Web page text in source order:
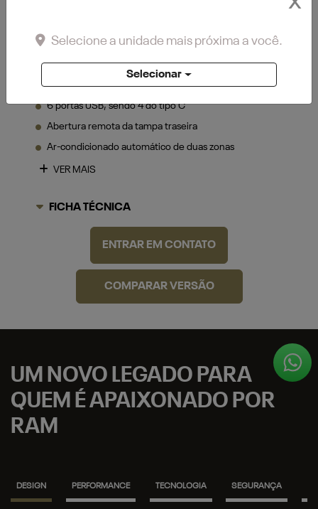
6 airbags com [dianteiros, lateral dianteiro e de
cortina (dianteiro e traseiro)]
6 portas USB, sendo 4 do tipo C
Abertura remota da tampa traseira
Ar-condicionado automático de duas zonas
VER MAIS
FICHA TÉCNICA
ENTRAR EM CONTATO
COMPARAR VERSÃO
UM NOVO LEGADO PARA
QUEM É APAIXONADO POR
RAM
DESIGN PERFORMANCE TECNOLOGIA SEGURANÇA
X
Selecione a unidade mais próxima a você.
Selecionar